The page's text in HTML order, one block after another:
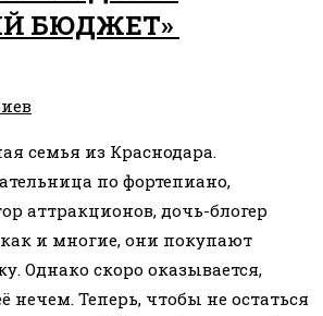
БЮДЖЕТ»
семья из Краснодара.
по фортепиано,
аттракционов, дочь-блогер
и многие, они покупают
Однако скоро оказывается,
нечем. Теперь, чтобы не остаться